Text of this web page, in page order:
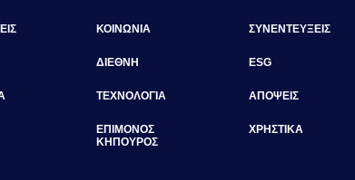
ΚΟΙΝΩΝΙΑ
ΔΙΕΘΝΗ
ΤΕΧΝΟΛΟΓΙΑ
ΕΠΙΜΟΝΟΣ
ΚΗΠΟΥΡΟΣ
ΣΥΝΕΝΤΕΥΞΕΙΣ
ESG
ΑΠΟΨΕΙΣ
ΧΡΗΣΤΙΚΑ